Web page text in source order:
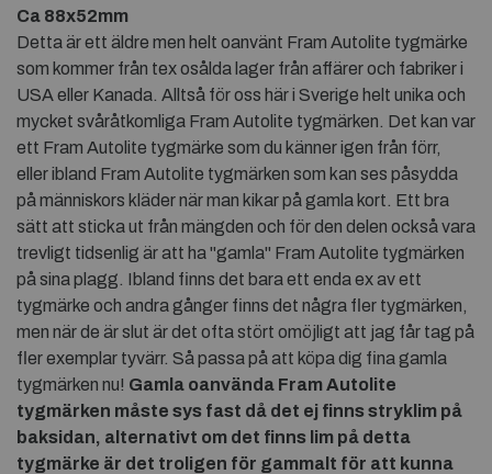
Ca 88x52mm
Detta är ett äldre men helt oanvänt Fram Autolite tygmärke
som kommer från tex osålda lager från affärer och fabriker i
USA eller Kanada. Alltså för oss här i Sverige helt unika och
mycket svåråtkomliga Fram Autolite tygmärken. Det kan var
ett Fram Autolite tygmärke som du känner igen från förr,
eller ibland Fram Autolite tygmärken som kan ses påsydda
på människors kläder när man kikar på gamla kort. Ett bra
sätt att sticka ut från mängden och för den delen också vara
trevligt tidsenlig är att ha "gamla" Fram Autolite tygmärken
på sina plagg. Ibland finns det bara ett enda ex av ett
tygmärke och andra gånger finns det några fler tygmärken,
men när de är slut är det ofta stört omöjligt att jag får tag på
fler exemplar tyvärr. Så passa på att köpa dig fina gamla
tygmärken nu! Gamla oanvända Fram Autolite
tygmärken måste sys fast då det ej finns stryklim på
baksidan, alternativt om det finns lim på detta
tygmärke är det troligen för gammalt för att kunna